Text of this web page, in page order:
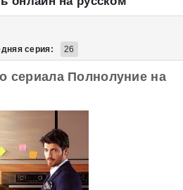
серия: 26
сериала Полнолуние на